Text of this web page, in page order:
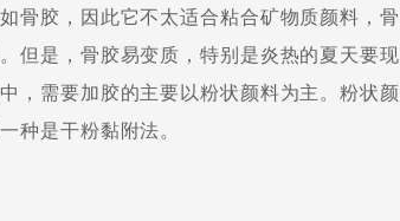
骨胶，因此它不太适合粘合矿物质颜料，骨
但是，骨胶易变质，特别是炎热的夏天要现
，需要加胶的主要以粉状颜料为主。粉状颜
种是干粉黏附法。